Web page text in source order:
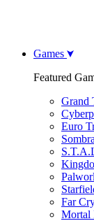
Games
Featured
Grand
Euro
Far
Mortal